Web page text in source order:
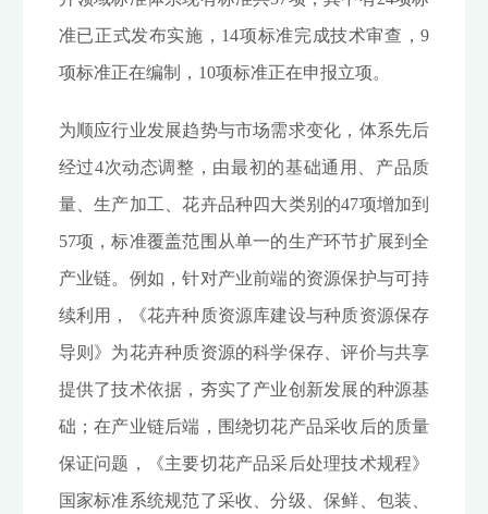
准已正式发布实施，14项标准完成技术审查，9
项标准正在编制，10项标准正在申报立项。
为顺应行业发展趋势与市场需求变化，体系先后
经过4次动态调整，由最初的基础通用、产品质
量、生产加工、花卉品种四大类别的47项增加到
57项，标准覆盖范围从单一的生产环节扩展到全
产业链。例如，针对产业前端的资源保护与可持
续利用，《花卉种质资源库建设与种质资源保存
导则》为花卉种质资源的科学保存、评价与共享
提供了技术依据，夯实了产业创新发展的种源基
础；在产业链后端，围绕切花产品采收后的质量
保证问题，《主要切花产品采后处理技术规程》
国家标准系统规范了采收、分级、保鲜、包装、